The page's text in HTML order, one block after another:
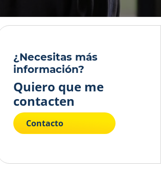
¿Necesitas más
información?
Quiero que me
contacten
Contacto